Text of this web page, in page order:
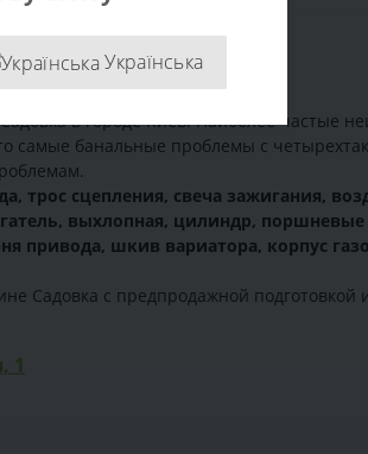
в городе Киев. Наиболее частые
банальные проблемы с
трос сцепления, свеча зажигания,
выхлопная, цилиндр,
привода, шкив вариатора, корпус
Садовка с предпродажной подготовкой
1
Українська